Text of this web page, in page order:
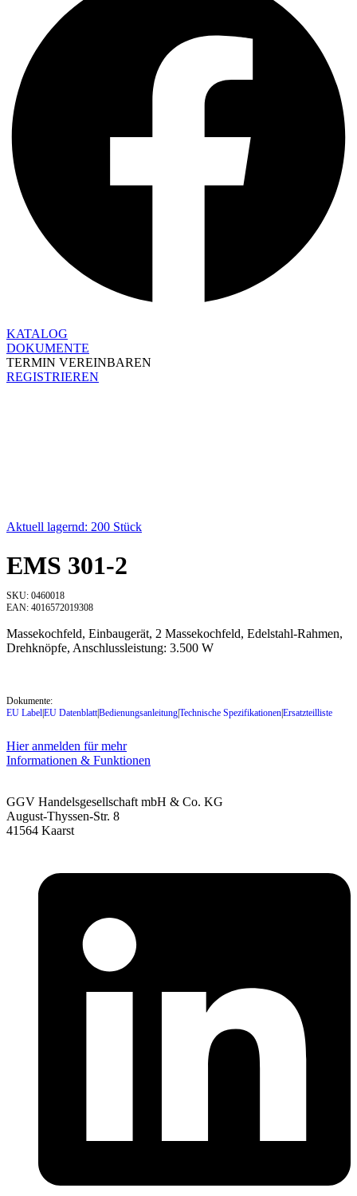
KATALOG
DOKUMENTE
TERMIN VEREINBAREN
REGISTRIEREN
Aktuell lagernd: 200 Stück
EMS 301-2
SKU: 0460018
EAN: 4016572019308
Massekochfeld, Einbaugerät, 2 Massekochfeld, Edelstahl-Rahmen,
Drehknöpfe, Anschlussleistung: 3.500 W
Dokumente:
EU Label|EU Datenblatt|Bedienungsanleitung|Technische Spezifikationen|Ersatzteilliste
Hier anmelden für mehr
Informationen & Funktionen
GGV Handelsgesellschaft mbH & Co. KG
August-Thyssen-Str. 8
41564 Kaarst